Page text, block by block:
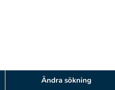
Ändra sökning